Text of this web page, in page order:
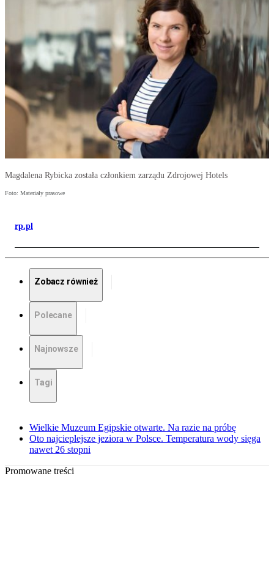
Magdalena Rybicka została członkiem zarządu Zdrojowej Hotels
Foto: Materiały prasowe
rp.pl
Zobacz również
Polecane
Najnowsze
Tagi
Wielkie Muzeum Egipskie otwarte. Na razie na próbę
Oto najcieplejsze jeziora w Polsce. Temperatura wody sięga
nawet 26 stopni
Promowane treści